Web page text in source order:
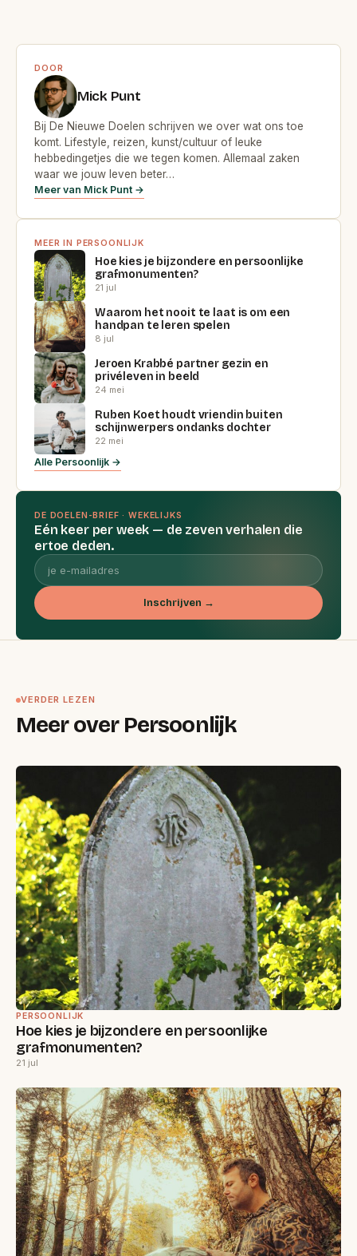
DOOR
Mick Punt
Bij De Nieuwe Doelen schrijven we over wat ons toe
komt. Lifestyle, reizen, kunst/cultuur of leuke
hebbedingetjes die we tegen komen. Allemaal zaken
waar we jouw leven beter…
Meer van Mick Punt →
MEER IN PERSOONLIJK
Hoe kies je bijzondere en persoonlijke
grafmonumenten?
21 jul
Waarom het nooit te laat is om een
handpan te leren spelen
8 jul
Jeroen Krabbé partner gezin en
privéleven in beeld
24 mei
Ruben Koet houdt vriendin buiten
schijnwerpers ondanks dochter
22 mei
Alle Persoonlijk →
DE DOELEN-BRIEF · WEKELIJKS
Eén keer per week — de zeven verhalen die
ertoe deden.
Inschrijven →
VERDER LEZEN
Meer over Persoonlijk
PERSOONLIJK
Hoe kies je bijzondere en persoonlijke
grafmonumenten?
21 jul